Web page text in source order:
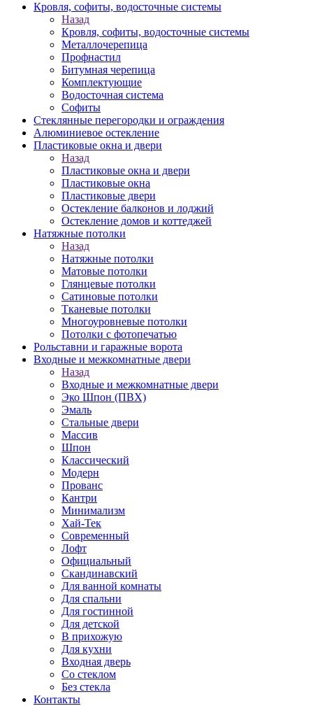
Кровля, софиты, водосточные системы
Назад
Кровля, софиты, водосточные системы
Металлочерепица
Профнастил
Битумная черепица
Комплектующие
Водосточная система
Софиты
Стеклянные перегородки и ограждения
Алюминиевое остекление
Пластиковые окна и двери
Назад
Пластиковые окна и двери
Пластиковые окна
Пластиковые двери
Остекление балконов и лоджий
Остекление домов и коттеджей
Натяжные потолки
Назад
Натяжные потолки
Матовые потолки
Глянцевые потолки
Сатиновые потолки
Тканевые потолки
Многоуровневые потолки
Потолки с фотопечатью
Рольставни и гаражные ворота
Входные и межкомнатные двери
Назад
Входные и межкомнатные двери
Эко Шпон (ПВХ)
Эмаль
Стальные двери
Массив
Шпон
Классический
Модерн
Прованс
Кантри
Минимализм
Хай-Тек
Современный
Лофт
Официальный
Скандинавский
Для ванной комнаты
Для спальни
Для гостинной
Для детской
В прихожую
Для кухни
Входная дверь
Со стеклом
Без стекла
Контакты